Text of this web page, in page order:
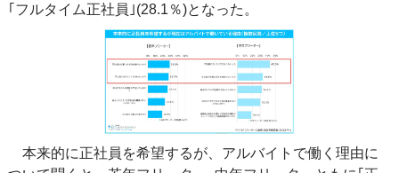
｢フルタイム正社員｣(28.1％)となった。
本来的に正社員を希望するが、アルバイトで働く理由に